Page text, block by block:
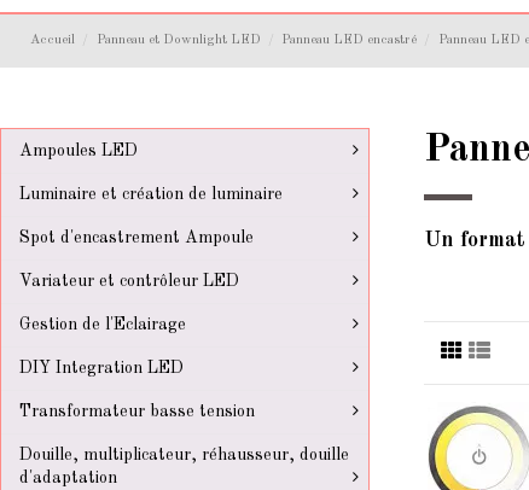
Accueil Panneau et Downlight LED Panneau LED encastré Panneau LED
Un format
Ampoules LED
Luminaire et création de luminaire
Spot d'encastrement Ampoule
Variateur et contrôleur LED
Gestion de l'Eclairage
DIY Integration LED
Transformateur basse tension
Douille, multiplicateur, réhausseur, douille
d'adaptation